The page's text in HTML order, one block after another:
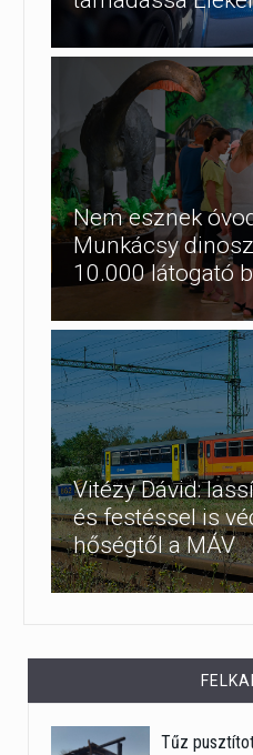
Nem esznek
Munkácsy
10.000 látogató
Vitézy Dávid:
és festéssel is
hőségtől a MÁV
Tűz